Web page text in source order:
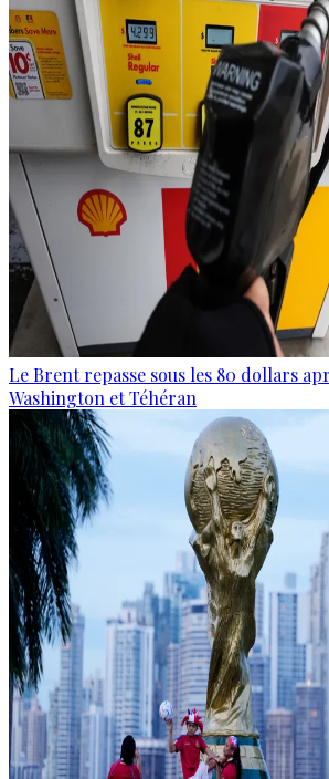
Le Brent repasse sous les 80 dollars
Washington et Téhéran